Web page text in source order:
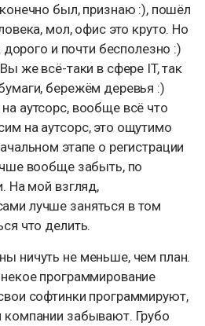
был, признаю :), пошёл
мол, офис это круто. Но
дорого и почти бесполезно :)
же всё-таки в сфере IT, так
бережём деревья :)
аутсорс, вообще всё что
на аутсорс, это ощутимо
этапе о регистрации
вообще забыть, по
На мой взгляд,
лучше заняться в том
что делить.
ничуть не меньше, чем план.
программирование
софтинки программируют,
компании забывают. Грубо